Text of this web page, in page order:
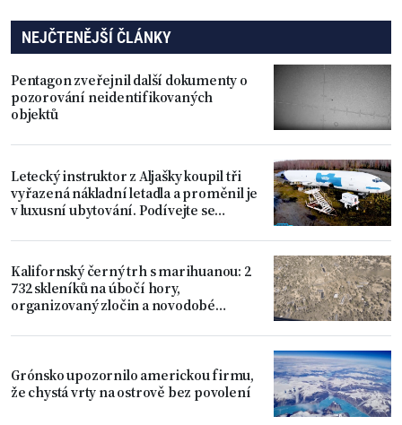
NEJČTENĚJŠÍ ČLÁNKY
Pentagon zveřejnil další dokumenty o
pozorování neidentifikovaných
objektů
Letecký instruktor z Aljašky koupil tři
vyřazená nákladní letadla a proměnil je
v luxusní ubytování. Podívejte se
Kalifornský černý trh s marihuanou: 2
732 skleníků na úbočí hory,
organizovaný zločin a novodobé
Grónsko upozornilo americkou firmu,
že chystá vrty na ostrově bez povolení